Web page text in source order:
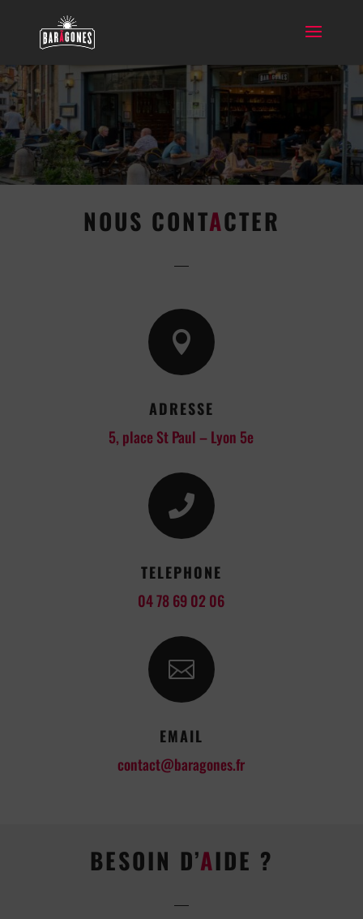
NOUS CONTACTER

ADRESSE
5, place St Paul – Lyon 5e

TELEPHONE
04 78 69 02 06

EMAIL
contact@baragones.fr
BESOIN D’AIDE ?